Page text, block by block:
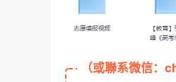
（或聯系微信